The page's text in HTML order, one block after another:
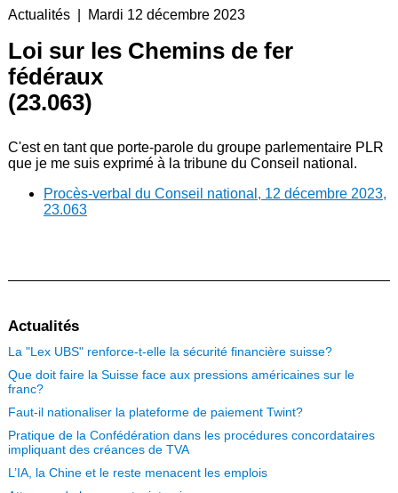
Contact
Actualités | Mardi 12 décembre 2023
Loi sur les Chemins de fer
fédéraux
(23.063)
C'est en tant que porte-parole du groupe parlementaire PLR
que je me suis exprimé à la tribune du Conseil national.
Procès-verbal du Conseil national, 12 décembre 2023,
23.063
Actualités
La "Lex UBS" renforce-t-elle la sécurité financière suisse?
Que doit faire la Suisse face aux pressions américaines sur le
franc?
Faut-il nationaliser la plateforme de paiement Twint?
Pratique de la Confédération dans les procédures concordataires
impliquant des créances de TVA
L’IA, la Chine et le reste menacent les emplois